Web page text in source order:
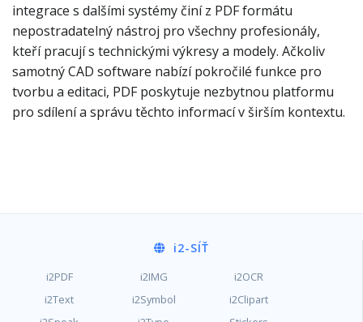
integrace s dalšími systémy činí z PDF formátu
nepostradatelný nástroj pro všechny profesionály,
kteří pracují s technickými výkresy a modely. Ačkoliv
samotný CAD software nabízí pokročilé funkce pro
tvorbu a editaci, PDF poskytuje nezbytnou platformu
pro sdílení a správu těchto informací v širším kontextu.
i2-SÍŤ
i2PDF i2IMG
i2OCR
i2Text
i2Symbol
i2Clipart